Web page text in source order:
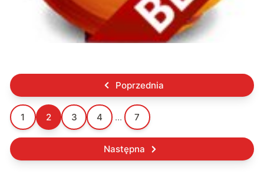
Poprzednia
1 2 3 4 ... 7
Następna